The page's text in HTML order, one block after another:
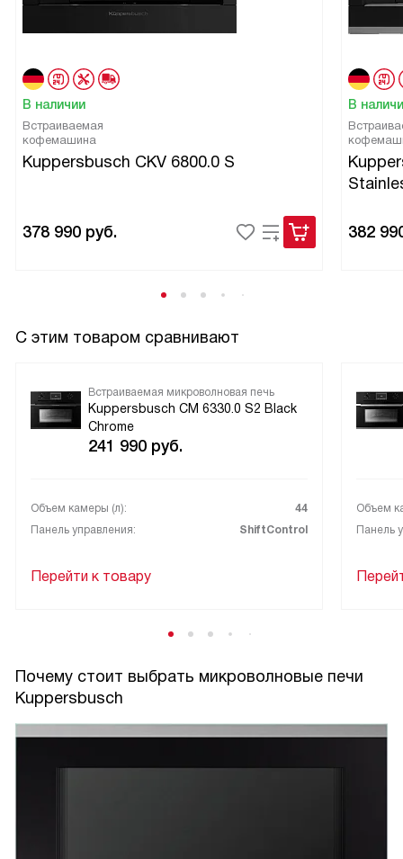
В наличии
Встраиваемая
кофемашина
Kuppersbusch CKV 6800.0 S
378 990 руб.
В
382
С этим товаром сравнивают
Встраиваемая микроволновая печь
Kuppersbusch CM 6330.0 S2 Black
Chrome
241 990 руб.
Объем камеры (л):
44
Панель управления:
ShiftControl
Перейти к товару
Объем
Панель
Почему стоит выбрать микроволновые печи
Kuppersbusch